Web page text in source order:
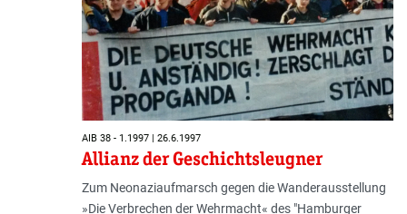
AIB 38 - 1.1997 | 26.6.1997
Allianz der Geschichtsleugner
Zum Neonaziaufmarsch gegen die Wanderausstellung
»Die Verbrechen der Wehrmacht« des "Hamburger